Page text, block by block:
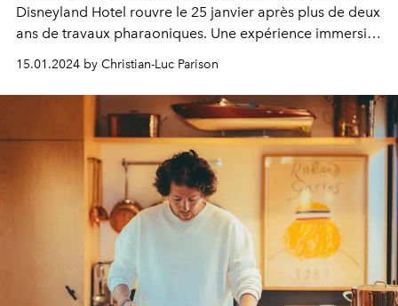
Disneyland Hotel rouvre le 25 janvier après plus de deux
ans de travaux pharaoniques. Une expérience immersive
15.01.2024 by Christian-Luc Parison